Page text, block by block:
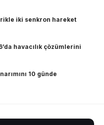
iki senkron hareket
havacılık çözümlerini
10 günde